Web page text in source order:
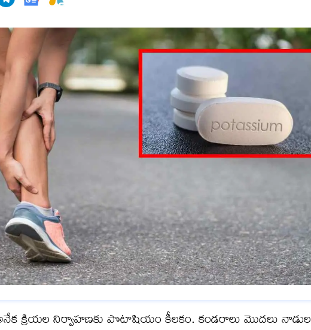
క్రియల నిర్వాహణకు పొటాషియం కీలకం. కండ‌రాలు మొదలు నాడుల